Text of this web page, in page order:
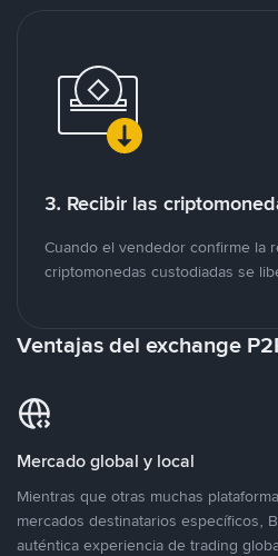
3. Recibir las
Cuando el vendedor confirme la
criptomonedas custodiadas se
Ventajas del exchange
Mercado global y local
Mientras que otras muchas
mercados destinatarios específicos,
auténtica experiencia de trading